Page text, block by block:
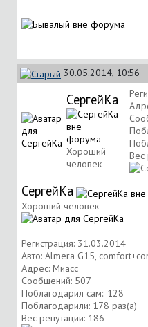
30.05.2014, 10:56
СергейКа
Хороший
человек
Вес
СергейКа
Хороший человек
Регистрация: 31.03.2014
Авто: Almera G15,
Адрес: Миасс
Сообщений: 507
Поблагодарил сам:: 128
Поблагодарили: 178 раз(а)
Вес репутации: 186